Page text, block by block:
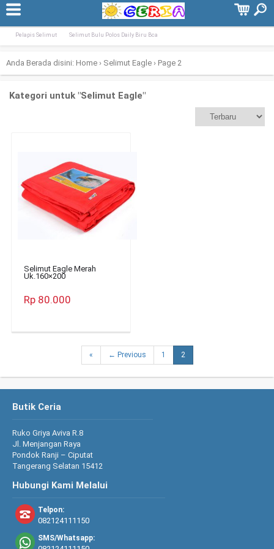
Terpopuler:
Pelapis Selimut Selimut Bulu Polos Daily Biru Bca
Anda Berada disini: Home › Selimut Eagle › Page 2
Kategori untuk "Selimut Eagle"
Selimut Eagle Merah
Uk.160×200
Rp 80.000
« ← Previous 1 2
Butik Ceria
Ruko Griya Aviva R.8
Jl. Menjangan Raya
Pondok Ranji – Ciputat
Tangerang Selatan 15412
Hubungi Kami Melalui
Telpon:
082124111150
SMS/Whatsapp: